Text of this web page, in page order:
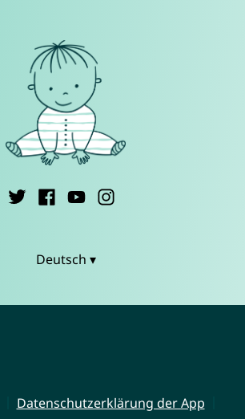
Deutsch ▾
Datenschutzerklärung der App